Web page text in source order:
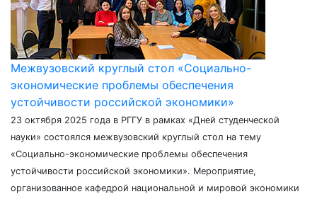
Межвузовский круглый стол «Социально-
экономические проблемы обеспечения
устойчивости российской экономики»
23 октября 2025 года в РГГУ в рамках «Дней студенческой
науки» состоялся межвузовский круглый стол на тему
«Социально-экономические проблемы обеспечения
устойчивости российской экономики». Мероприятие,
организованное кафедрой национальной и мировой экономики